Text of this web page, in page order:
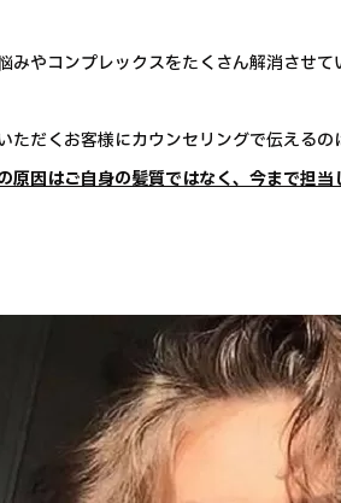
みやコンプレックスをたくさん解消させて
ただくお客様にカウンセリングで伝えるの
原因はご自身の髪質ではなく、今まで担当